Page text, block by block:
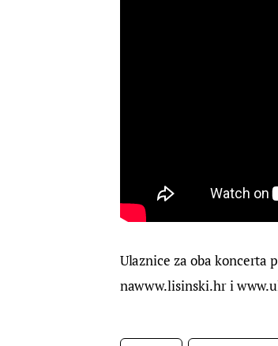
Ulaznice za oba koncerta
nawww.lisinski.hr i